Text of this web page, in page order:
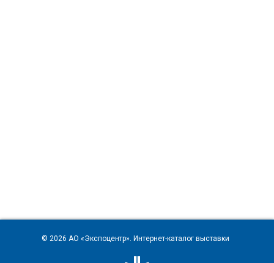
© 2026 АО «Экспоцентр». Интернет-каталог выставки